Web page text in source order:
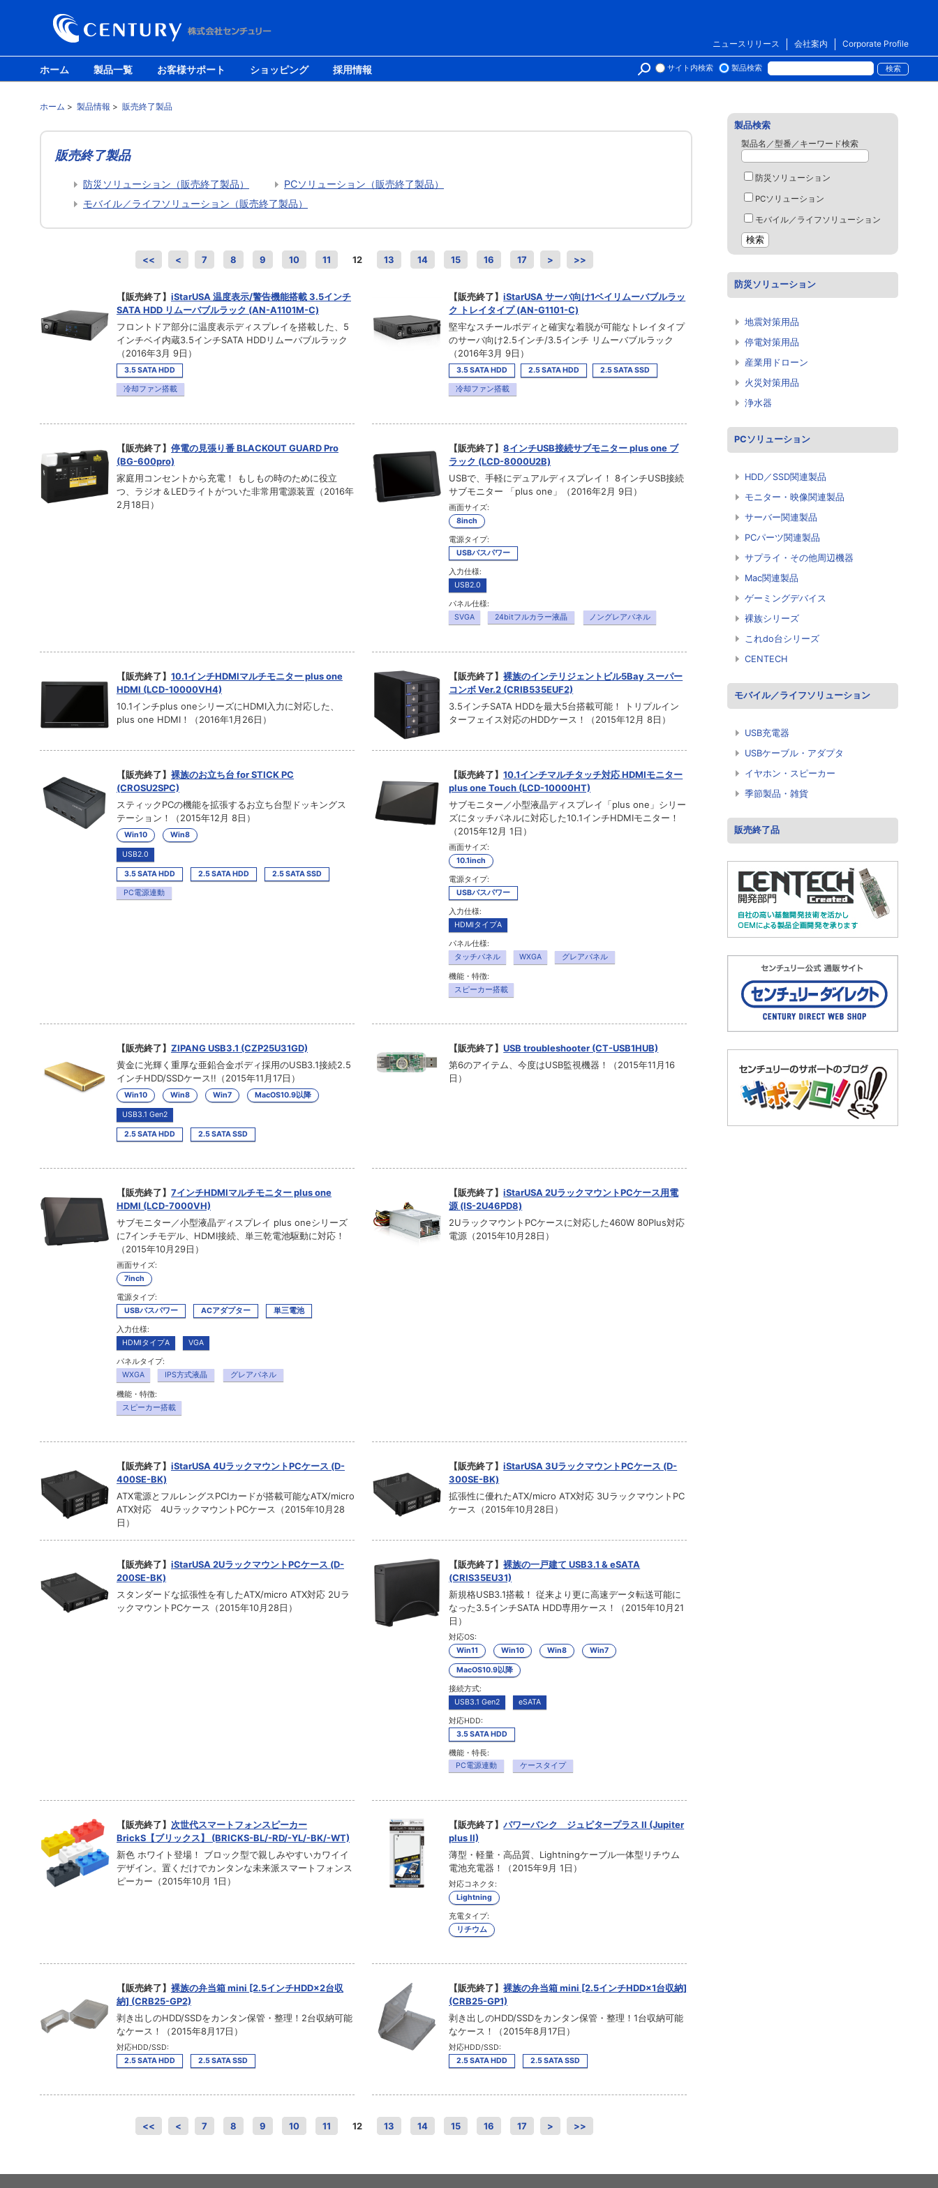
Corporate Profile
会社案内
ニュースリリース
ホーム 製品一覧 お客様サポート ショッピング 採用情報 サイト内検索 製品検索
ホーム > 製品情報 > 販売終了製品
販売終了製品
防災ソリューション（販売終了製品）
PCソリューション（販売終了製品）
モバイル／ライフソリューション（販売終了製品）
<< < 7 8 9 10 11 12 13 14 15 16 17 > >>
【販売終了】 iStarUSA 温度表示/警告機能搭載 3.5インチ
SATA HDD リムーバブルラック (AN-A1101M-C)
フロントドア部分に温度表示ディスプレイを搭載した、5
インチベイ内蔵3.5インチSATA HDDリムーバブルラック
（2016年3月 9日）
3.5 SATA HDD
冷却ファン搭載
【販売終了】iStarUSA サーバ向け1ベイリムーバブルラッ
ク トレイタイプ (AN-G1101-C)
堅牢なスチールボディと確実な着脱が可能なトレイタイプ
のサーバ向け2.5インチ/3.5インチ リムーバブルラック
（2016年3月 9日）
3.5 SATA HDD 2.5 SATA HDD 2.5 SATA SSD
冷却ファン搭載
【販売終了】 停電の見張り番 BLACKOUT GUARD Pro
(BG-600pro)
家庭用コンセントから充電！ もしもの時のために役立
つ、ラジオ＆LEDライトがついた非常用電源装置（2016年
2月18日）
【販売終了】8インチUSB接続サブモニター plus one ブ
ラック (LCD-8000U2B)
USBで、手軽にデュアルディスプレイ！ 8インチUSB接続
サブモニター 「plus one」（2016年2月 9日）
画面サイズ:
8inch
電源タイプ:
USBバスパワー
入力仕様:
USB2.0
パネル仕様:
SVGA
24bitフルカラー液晶 ノングレアパネル
【販売終了】 10.1インチHDMIマルチモニター plus one
HDMI (LCD-10000VH4)
10.1インチplus oneシリーズにHDMI入力に対応した、
plus one HDMI！（2016年1月26日）
【販売終了】裸族のインテリジェントビル5Bay スーパー
コンボ Ver.2 (CRIB535EUF2)
3.5インチSATA HDDを最大5台搭載可能！ トリプルイン
ターフェイス対応のHDDケース！（2015年12月 8日）
【販売終了】 裸族のお立ち台 for STICK PC
(CROSU2SPC)
スティックPCの機能を拡張するお立ち台型ドッキングス
テーション！（2015年12月 8日）
Win10 Win8
USB2.0
3.5 SATA HDD 2.5 SATA HDD 2.5 SATA SSD
PC電源連動
【販売終了】10.1インチマルチタッチ対応 HDMIモニター
plus one Touch (LCD-10000HT)
サブモニター／小型液晶ディスプレイ「plus one」シリー
ズにタッチパネルに対応した10.1インチHDMIモニター！
（2015年12月 1日）
画面サイズ:
10.1inch
電源タイプ:
USBバスパワー
入力仕様:
HDMIタイプA
パネル仕様:
タッチパネル
WXGA グレアパネル
機能・特徴:
スピーカー搭載
【販売終了】 ZIPANG USB3.1 (CZP25U31GD)
黄金に光輝く重厚な亜鉛合金ボディ採用のUSB3.1接続2.5
インチHDD/SSDケース!!（2015年11月17日）
Win10 Win8 Win7 MacOS10.9以降
USB3.1 Gen2
2.5 SATA HDD 2.5 SATA SSD
【販売終了】USB troubleshooter (CT-USB1HUB)
第6のアイテム、今度はUSB監視機器！（2015年11月16
日）
【販売終了】 7インチHDMIマルチモニター plus one
HDMI (LCD-7000VH)
サブモニター／小型液晶ディスプレイ plus oneシリーズ
に7インチモデル、HDMI接続、単三乾電池駆動に対応！
（2015年10月29日）
画面サイズ:
7inch
電源タイプ:
USBバスパワー
ACアダプター 単三電池
入力仕様:
HDMIタイプA
VGA
パネルタイプ:
WXGA
IPS方式液晶 グレアパネル
機能・特徴:
スピーカー搭載
【販売終了】iStarUSA 2UラックマウントPCケース用電
源 (IS-2U46PD8)
2UラックマウントPCケースに対応した460W 80Plus対応
電源（2015年10月28日）
【販売終了】 iStarUSA 4UラックマウントPCケース (D-
400SE-BK)
ATX電源とフルレングスPCIカードが搭載可能なATX/micro
ATX対応 4UラックマウントPCケース（2015年10月28
日）
【販売終了】iStarUSA 3UラックマウントPCケース (D-
300SE-BK)
拡張性に優れたATX/micro ATX対応 3UラックマウントPC
ケース（2015年10月28日）
【販売終了】 iStarUSA 2UラックマウントPCケース (D-
200SE-BK)
スタンダードな拡張性を有したATX/micro ATX対応 2Uラ
ックマウントPCケース（2015年10月28日）
【販売終了】裸族の一戸建て USB3.1 & eSATA
(CRIS35EU31)
新規格USB3.1搭載！ 従来より更に高速データ転送可能に
なった3.5インチSATA HDD専用ケース！（2015年10月21
日）
対応OS:
Win11
Win10 Win8 Win7
MacOS10.9以降
接続方式:
USB3.1 Gen2
eSATA
対応HDD:
3.5 SATA HDD
機能・特長:
PC電源連動
ケースタイプ
【販売終了】 次世代スマートフォンスピーカー
BrickS【ブリックス】 (BRICKS-BL/-RD/-YL/-BK/-WT)
新色 ホワイト登場！ ブロック型で親しみやすいカワイイ
デザイン。置くだけでカンタンな未来派スマートフォンス
ピーカー（2015年10月 1日）
【販売終了】パワーバンク ジュピタープラス II (Jupiter
plus II)
薄型・軽量・高品質、Lightningケーブル一体型リチウム
電池充電器！（2015年9月 1日）
対応コネクタ:
Lightning
充電タイプ:
リチウム
【販売終了】 裸族の弁当箱 mini [2.5インチHDD×2台収
納] (CRB25-GP2)
剥き出しのHDD/SSDをカンタン保管・整理！2台収納可能
なケース！（2015年8月17日）
対応HDD/SSD:
2.5 SATA HDD
2.5 SATA SSD
【販売終了】裸族の弁当箱 mini [2.5インチHDD×1台収納]
(CRB25-GP1)
剥き出しのHDD/SSDをカンタン保管・整理！1台収納可能
なケース！（2015年8月17日）
対応HDD/SSD:
2.5 SATA HDD
2.5 SATA SSD
<< < 7 8 9 10 11 12 13 14 15 16 17 > >>
製品検索
製品名／型番／キーワード検索
防災ソリューション
PCソリューション
モバイル／ライフソリューション
防災ソリューション
地震対策用品
停電対策用品
産業用ドローン
火災対策用品
浄水器
PCソリューション
HDD／SSD関連製品
モニター・映像関連製品
サーバー関連製品
PCパーツ関連製品
サプライ・その他周辺機器
Mac関連製品
ゲーミングデバイス
裸族シリーズ
これdo台シリーズ
CENTECH
モバイル／ライフソリューション
USB充電器
USBケーブル・アダプタ
イヤホン・スピーカー
季節製品・雑貨
販売終了品